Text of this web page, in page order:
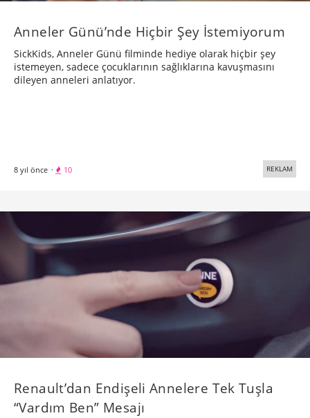
Anneler Günü’nde Hiçbir Şey İstemiyorum
SickKids, Anneler Günü filminde hediye olarak hiçbir şey
istemeyen, sadece çocuklarının sağlıklarına kavuşmasını
dileyen anneleri anlatıyor.
8 yıl önce · 10 REKLAM
Renault’dan Endişeli Annelere Tek Tuşla
“Vardım Ben” Mesajı